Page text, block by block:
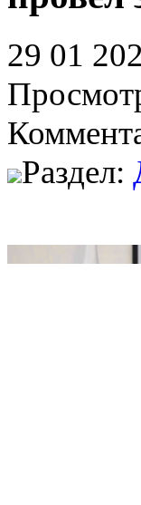
29 01
Раздел: